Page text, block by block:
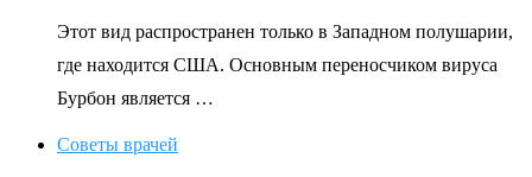
Этот вид распространен только в Западном полушарии,
где находится США. Основным переносчиком вируса
Бурбон является …
Советы врачей